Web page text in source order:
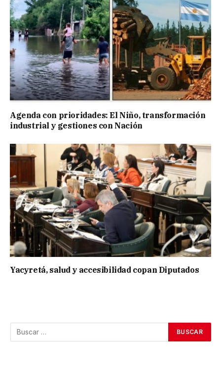
Agenda con prioridades: El Niño, transformación
industrial y gestiones con Nación
Yacyretá, salud y accesibilidad copan Diputados